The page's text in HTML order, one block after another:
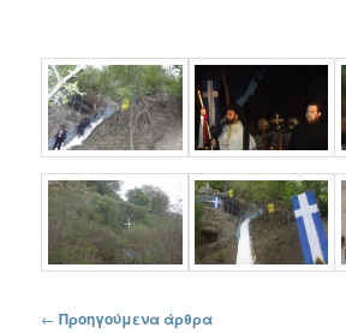
Πλοήγηση στα άρθρα
← Προηγούμενα άρθρα